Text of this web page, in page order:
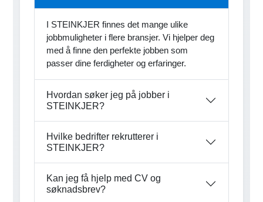
I STEINKJER finnes det mange ulike
jobbmuligheter i flere bransjer. Vi hjelper deg
med å finne den perfekte jobben som
passer dine ferdigheter og erfaringer.
Hvordan søker jeg på jobber i
STEINKJER?
Hvilke bedrifter rekrutterer i
STEINKJER?
Kan jeg få hjelp med CV og
søknadsbrev?